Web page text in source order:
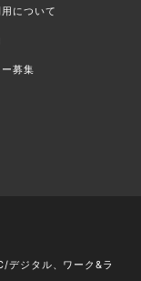
について
募集
デジタル、ワーク&ラ